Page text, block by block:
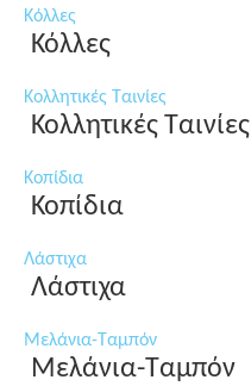
Κόλλες
Κόλλες
Κολλητικές Ταινίες
Κολλητικές Ταινίες
Κοπίδια
Κοπίδια
Λάστιχα
Λάστιχα
Μελάνια-Ταμπόν
Μελάνια-Ταμπόν